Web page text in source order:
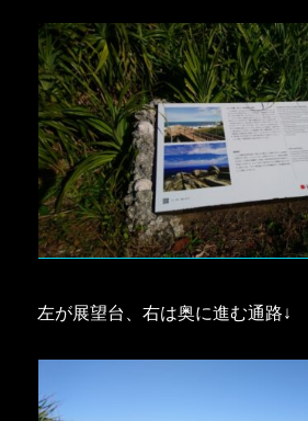
左が展望台、右は奥に進む通路↓